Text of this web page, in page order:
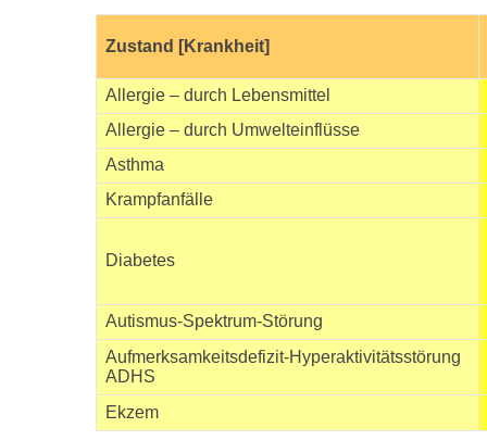
Zustand [Krankheit]
Allergie – durch Lebensmittel
Allergie – durch Umwelteinflüsse
Asthma
Krampfanfälle
Diabetes
Autismus-Spektrum-Störung
Aufmerksamkeitsdefizit-Hyperaktivitätsstörung
ADHS
Ekzem